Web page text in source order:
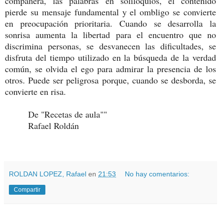
pierde su mensaje fundamental y el ombligo se convierte
en preocupación prioritaria. Cuando se desarrolla la
sonrisa aumenta la libertad para el encuentro que no
discrimina personas, se desvanecen las dificultades, se
disfruta del tiempo utilizado en la búsqueda de la verdad
común, se olvida el ego para admirar la presencia de los
otros. Puede ser peligrosa porque, cuando se desborda, se
convierte en risa.
De "Recetas de aula""
Rafael Roldán
ROLDAN LOPEZ, Rafael en 21:53 No hay comentarios:
Compartir